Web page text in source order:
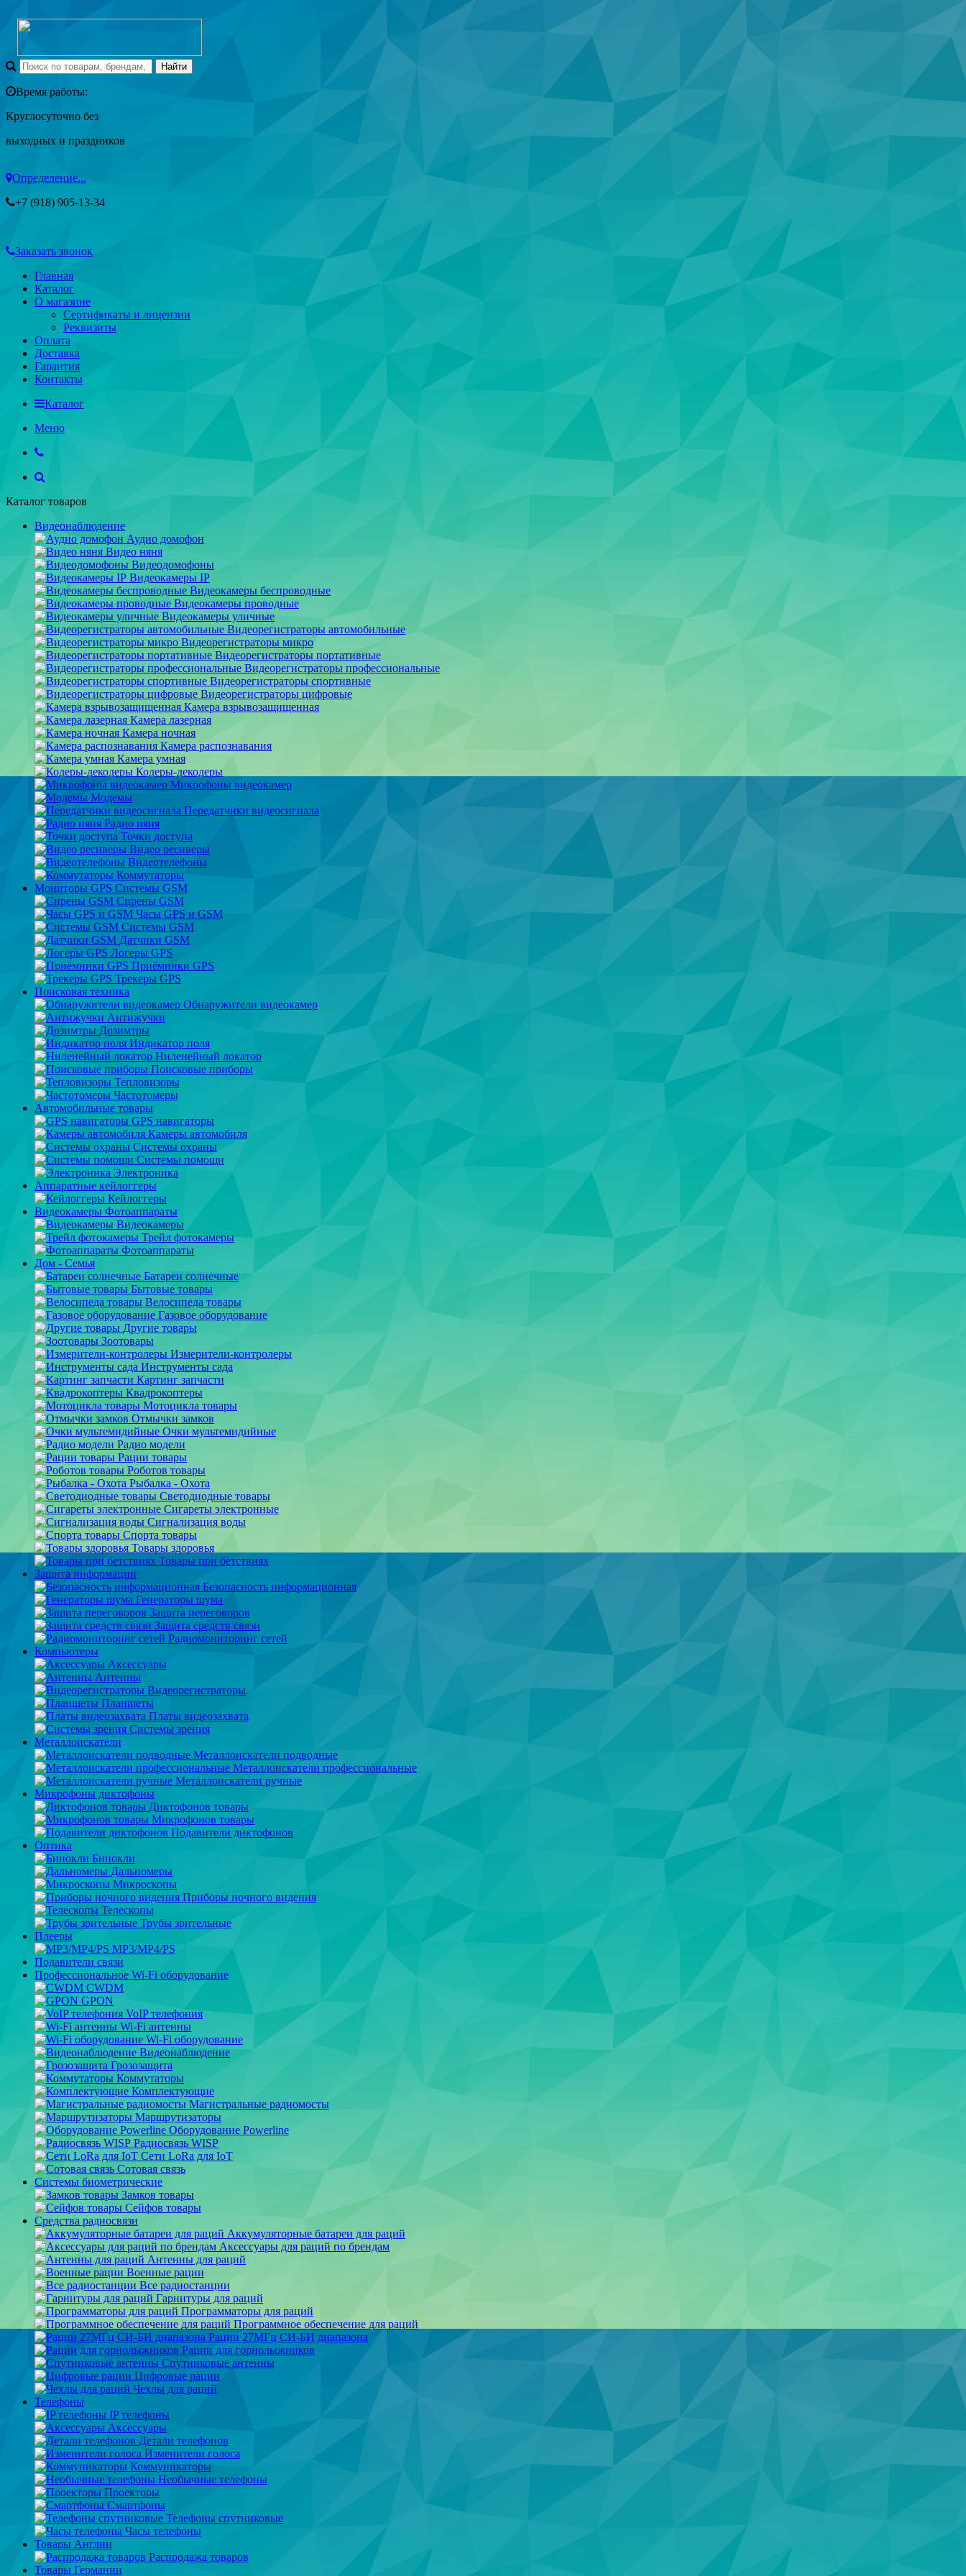
Время работы:
Круглосуточно без
выходных и праздников
Определение...
+7 (918) 905-13-34
Заказать звонок
Главная
Каталог
О магазине
Сертификаты и лицензии
Реквизиты
Оплата
Доставка
Гарантия
Контакты
Каталог
Меню
Каталог товаров
Видеонаблюдение
Аудио домофон
Видео няня
Видеодомофоны
Видеокамеры IP
Видеокамеры беспроводные
Видеокамеры проводные
Видеокамеры уличные
Видеорегистраторы автомобильные
Видеорегистраторы микро
Видеорегистраторы портативные
Видеорегистраторы профессиональные
Видеорегистраторы спортивные
Видеорегистраторы цифровые
Камера взрывозащищенная
Камера лазерная
Камера ночная
Камера распознавания
Камера умная
Кодеры-декодеры
Микрофоны видеокамер
Модемы
Передатчики видеосигнала
Радио няня
Точки доступа
Видео ресиверы
Видеотелефоны
Коммутаторы
Мониторы GPS Системы GSM
Сирены GSM
Часы GPS и GSM
Системы GSM
Датчики GSM
Логеры GPS
Приёмники GPS
Трекеры GPS
Поисковая техника
Обнаружители видеокамер
Антижучки
Дозимтры
Индикатор поля
Ниленейный локатор
Поисковые приборы
Тепловизоры
Частотомеры
Автомобильные товары
GPS навигаторы
Камеры автомобиля
Системы охраны
Системы помощи
Электроника
Аппаратные кейлоггеры
Кейлоггеры
Видеокамеры Фотоаппараты
Видеокамеры
Трейл фотокамеры
Фотоаппараты
Дом - Семья
Батареи солнечные
Бытовые товары
Велосипеда товары
Газовое оборудование
Другие товары
Зоотовары
Измерители-контролеры
Инструменты сада
Картинг запчасти
Квадрокоптеры
Мотоцикла товары
Отмычки замков
Очки мультемидийные
Радио модели
Рации товары
Роботов товары
Рыбалка - Охота
Светодиодные товары
Сигареты электронные
Сигнализация воды
Спорта товары
Товары здоровья
Товары при бетствиях
Защита информации
Безопасность информационная
Генераторы шума
Защита переговоров
Защита средств связи
Радиомониторинг сетей
Компьютеры
Аксессуары
Антенны
Видеорегистраторы
Планшеты
Платы видеозахвата
Системы зрения
Металлоискатели
Металлоискатели подводные
Металлоискатели профессиональные
Металлоискатели ручные
Микрофоны диктофоны
Диктофонов товары
Микрофонов товары
Подавители диктофонов
Оптика
Бинокли
Дальномеры
Микроскопы
Приборы ночного видения
Телескопы
Трубы зрительные
Плееры
MP3/MP4/PS
Подавители связи
Профессиональное Wi-Fi оборудование
CWDM
GPON
VoIP телефония
Wi-Fi антенны
Wi-Fi оборудование
Видеонаблюдение
Грозозащита
Коммутаторы
Комплектующие
Магистральные радиомосты
Маршрутизаторы
Оборудование Powerline
Радиосвязь WISP
Сети LoRa для IoT
Сотовая связь
Системы биометрические
Замков товары
Сейфов товары
Средства радиосвязи
Аккумуляторные батареи для раций
Аксессуары для раций по брендам
Антенны для раций
Военные рации
Все радиостанции
Гарнитуры для раций
Программаторы для раций
Программное обеспечение для раций
Рации 27МГц СИ-БИ диапазона
Рации для горнолыжников
Спутниковые антенны
Цифровые рации
Чехлы для раций
Телефоны
IP телефоны
Аксессуары
Детали телефонов
Изменители голоса
Коммуникаторы
Необычные телефоны
Проекторы
Смартфоны
Телефоны спутниковые
Часы телефоны
Товары Англии
Распродажа товаров
Товары Германии